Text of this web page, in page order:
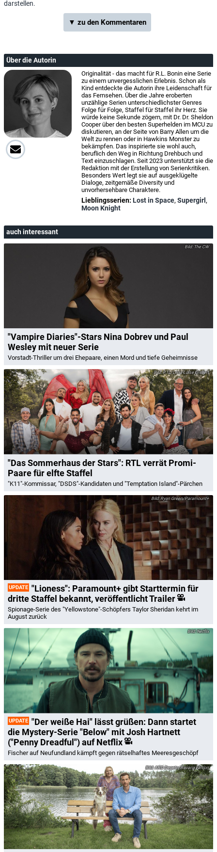
darstellen.
▼ zu den Kommentaren
Über die Autorin
Originalität - das macht für R.L. Bonin eine Serie
zu einem unvergesslichen Erlebnis. Schon als
Kind entdeckte die Autorin ihre Leidenschaft für
das Fernsehen. Über die Jahre eroberten
unzählige Serien unterschiedlichster Genres
Folge für Folge, Staffel für Staffel ihr Herz. Sie
würde keine Sekunde zögern, mit Dr. Dr. Sheldon
Cooper über den besten Superhelden im MCU zu
diskutieren, an der Seite von Barry Allen um die
Welt zu rennen oder in Hawkins Monster zu
bekämpfen. Das inspirierte sie wohl auch,
beruflich den Weg in Richtung Drehbuch und
Text einzuschlagen. Seit 2023 unterstützt sie die
Redaktion mit der Erstellung von Serienkritiken.
Besonders Wert legt sie auf ausgeklügelte
Dialoge, zeitgemäße Diversity und
unvorhersehbare Charaktere.
Lieblingsserien: Lost in Space, Supergirl ,
Moon Knight
auch interessant
The CW
"Vampire Diaries"-Stars Nina Dobrev und Paul
Wesley mit neuer Serie
Vorstadt-Thriller um drei Ehepaare, einen Mord und tiefe Geheimnisse
RTL/Lena-Luise Grellert
"Das Sommerhaus der Stars": RTL verrät Promi-
Paare für elfte Staffel
"K11"-Kommissar, "DSDS"-Kandidaten und "Temptation Island"-Pärchen
Ryan Green/Paramount+
UPDATE "Lioness": Paramount+ gibt Starttermin für
dritte Staffel bekannt, veröffentlicht Trailer
Spionage-Serie des "Yellowstone"-Schöpfers Taylor Sheridan kehrt im
August zurück
Netflix
UPDATE "Der weiße Hai" lässt grüßen: Dann startet
die Mystery-Serie "Below" mit Josh Hartnett
("Penny Dreadful") auf Netflix
Fischer auf Neufundland kämpft gegen rätselhaftes Meeresgeschöpf
ARD Degeto/Bavaria Fiction